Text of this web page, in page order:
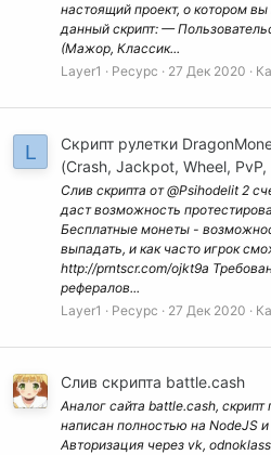
настоящий проект, о котором
данный скрипт: —
(Мажор, Классик...
Layer1
Ресурс 27 Дек 2020
L
Скрипт рулетки
(Crash, Jackpot, Wheel,
Слив скрипта от @Psihodelit 2
даст возможность
Бесплатные монеты -
выпадать, и как часто игрок
http://prntscr.com/ojkt9a
рефералов...
Layer1
Ресурс 27 Дек 2020
Слив скрипта battle.cash
Аналог сайта battle.cash,
написан полностью на NodeJS
Авторизация через vk,